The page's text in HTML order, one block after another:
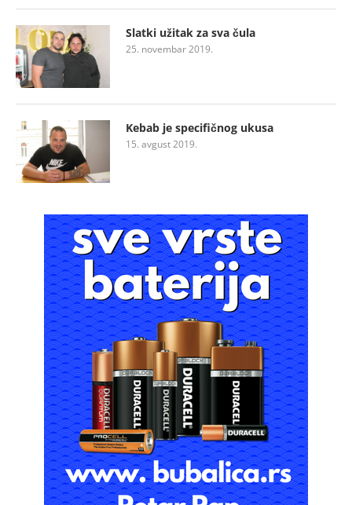
Slatki užitak za sva čula
25. novembar 2019.
Kebab je specifičnog ukusa
15. avgust 2019.